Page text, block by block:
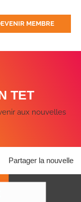
MEMBRE
TET
aux nouvelles
Partager la nouvelle